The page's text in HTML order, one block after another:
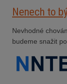
Nenech to
Nevhodné
budeme snažit